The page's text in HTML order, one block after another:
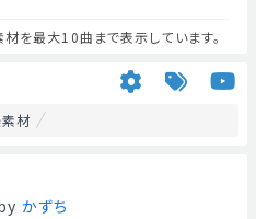
を最大10曲まで表示しています。
材
かずち